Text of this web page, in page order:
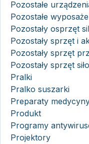
Pozostałe
Pozostałe
Pozostały osprzęt
Pozostały sprzęt i
Pozostały sprzęt
Pozostały sprzęt
Pralki
Pralko suszarki
Preparaty
Produkt
Programy
Projektory